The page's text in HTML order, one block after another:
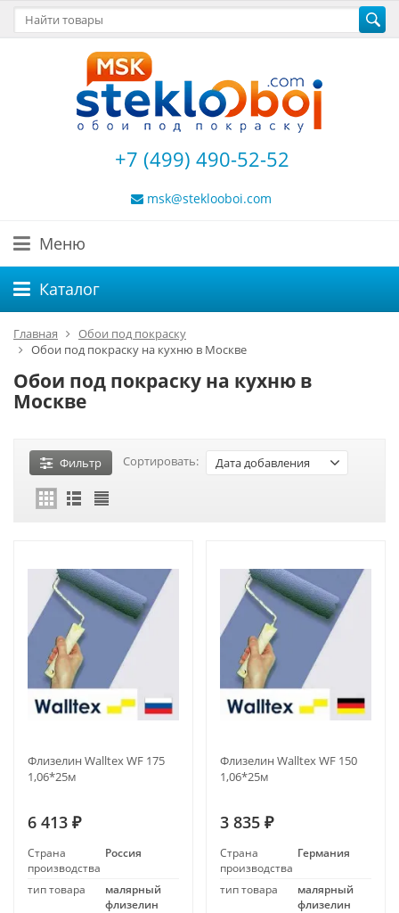
+7 (499) 490-52-52
msk@steklooboi.com
Меню
Каталог
Главная
Обои под покраску
Обои под покраску на кухню в Москве
Обои под покраску на кухню в
Москве
Фильтр Сортировать: Дата добавления
Флизелин Walltex WF 175
1,06*25м
6 413 ₽
Страна
производства
Россия
тип товара
малярный
флизелин
Флизелин Walltex WF 150
1,06*25м
3 835 ₽
Страна
производства
Германия
тип товара
малярный
флизелин